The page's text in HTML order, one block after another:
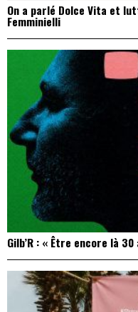
On a parlé Dolce Vita et
Femminielli
Gilb’R : « Être encore là